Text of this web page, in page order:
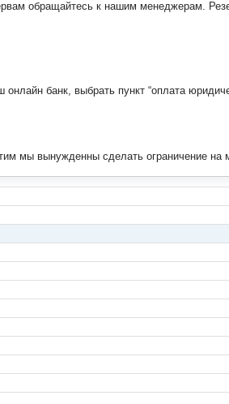
обращайтесь к нашим менеджерам.
банк, выбрать пункт “оплата
мы вынужденны сделать ограничение